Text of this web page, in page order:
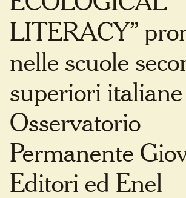
LITERACY”
nelle scuole
superiori
Osservatorio
Permanente
Editori ed Enel